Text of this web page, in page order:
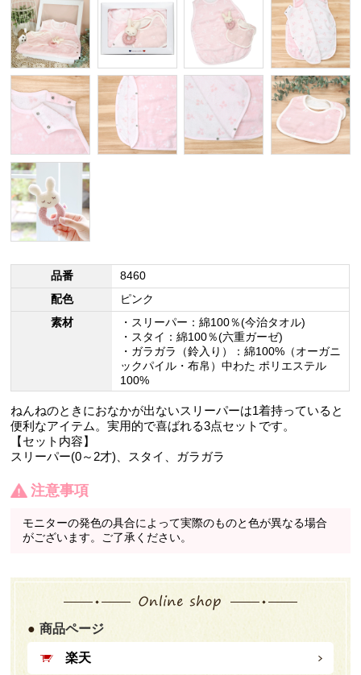
品番
8460
配色
ピンク
素材
・スリーパー：綿100％(今治タオル)
・スタイ：綿100％(六重ガーゼ)
・ガラガラ（鈴入り）：綿100%（オーガニ
ックパイル・布帛）中わた ポリエステル
100%
ねんねのときにおなかが出ないスリーパーは1着持っていると
便利なアイテム。実用的で喜ばれる3点セットです。
【セット内容】
スリーパー(0～2才)、スタイ、ガラガラ
注意事項
モニターの発色の具合によって実際のものと色が異なる場合
がございます。ご了承ください。
商品ページ
楽天